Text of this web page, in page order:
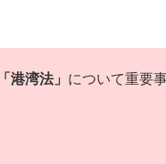
「港湾法」 について重要